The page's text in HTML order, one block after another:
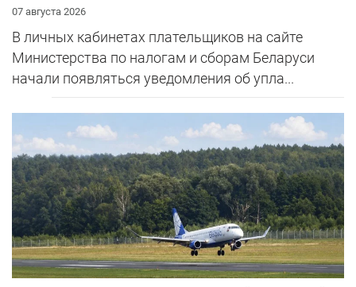
07 августа 2026
В личных кабинетах плательщиков на сайте
Министерства по налогам и сборам Беларуси
начали появляться уведомления об упла...